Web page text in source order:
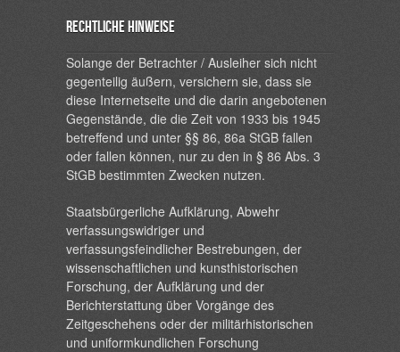
Rechtliche Hinweise
Solange der Betrachter / Ausleiher sich nicht
gegenteilig äußern, versichern sie, dass sie
diese Internetseite und die darin angebotenen
Gegenstände, die die Zeit von 1933 bis 1945
betreffend und unter §§ 86, 86a StGB fallen
oder fallen können, nur zu den in § 86 Abs. 3
StGB bestimmten Zwecken nutzen.
Staatsbürgerliche Aufklärung, Abwehr
verfassungswidriger und
verfassungsfeindlicher Bestrebungen, der
wissenschaftlichen und kunsthistorischen
Forschung, der Aufklärung und der
Berichterstattung über Vorgänge des
Zeitgeschehens oder der militärhistorischen
und uniformkundlichen Forschung